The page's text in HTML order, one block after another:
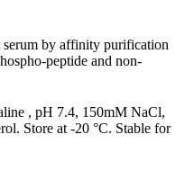
by affinity purification
peptide and non-
, pH 7.4, 150mM NaCl,
Store at -20 °C. Stable for